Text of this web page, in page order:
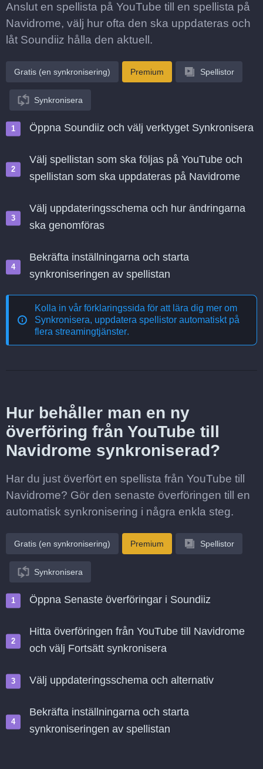
Anslut en spellista på YouTube till en spellista på
Navidrome, välj hur ofta den ska uppdateras och
låt Soundiiz hålla den aktuell.
Gratis (en synkronisering) Premium Spellistor
Synkronisera
Öppna Soundiiz och välj verktyget Synkronisera
Välj spellistan som ska följas på YouTube och
spellistan som ska uppdateras på Navidrome
Välj uppdateringsschema och hur ändringarna
ska genomföras
Bekräfta inställningarna och starta
synkroniseringen av spellistan
Kolla in vår förklaringssida för att lära dig mer om
Synkronisera, uppdatera spellistor automatiskt på
flera streamingtjänster.
Hur behåller man en ny
överföring från YouTube till
Navidrome synkroniserad?
Har du just överfört en spellista från YouTube till
Navidrome? Gör den senaste överföringen till en
automatisk synkronisering i några enkla steg.
Gratis (en synkronisering) Premium Spellistor
Synkronisera
Öppna Senaste överföringar i Soundiiz
Hitta överföringen från YouTube till Navidrome
och välj Fortsätt synkronisera
Välj uppdateringsschema och alternativ
Bekräfta inställningarna och starta
synkroniseringen av spellistan